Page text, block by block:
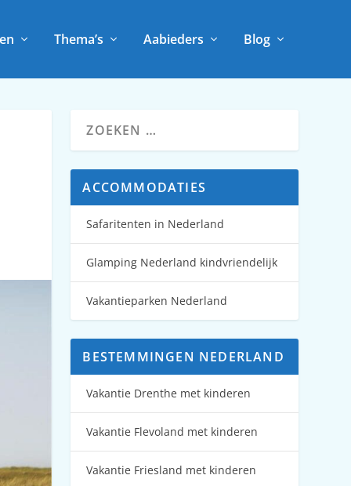
Thema’s Aabieders Blog
ACCOMMODATIES
Safaritenten in Nederland
Glamping Nederland kindvriendelijk
Vakantieparken Nederland
BESTEMMINGEN NEDERLAND
Vakantie Drenthe met kinderen
Vakantie Flevoland met kinderen
Vakantie Friesland met kinderen